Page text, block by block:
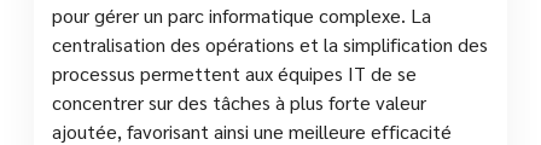
pour gérer un parc informatique complexe. La
centralisation des opérations et la simplification des
processus permettent aux équipes IT de se
concentrer sur des tâches à plus forte valeur
ajoutée, favorisant ainsi une meilleure efficacité